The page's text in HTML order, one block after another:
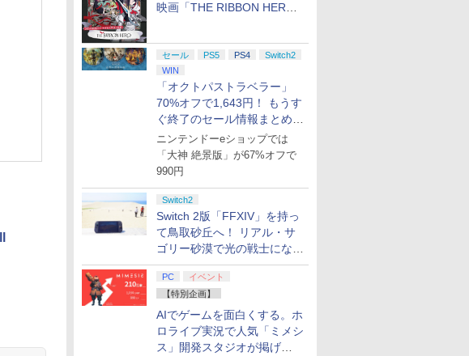
映画「THE RIBBON HERO
セール PS5 PS4
Switch2
WIN
「オクトパストラベラー」
70%オフで1,643円！ もうす
ぐ終了のセール情報まとめ
【8月8日更新】
ニンテンドーeショップでは
「大神 絶景版」が67%オフで
990円
Switch2
Switch 2版「FFXIV」を持っ
て鳥取砂丘へ！ リアル・サ
ゴリー砂漠で光の戦士になっ
てみた
PC
イベント
【特別企画】
AIでゲームを面白くする。ホ
ロライブ実況で人気「ミメシ
ス」開発スタジオが掲げ